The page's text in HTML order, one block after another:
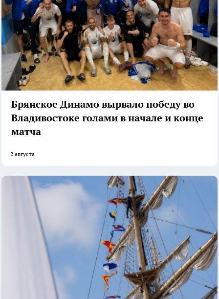
Брянское Динамо вырвало победу во
Владивостоке голами в начале и конце
матча
2 августа